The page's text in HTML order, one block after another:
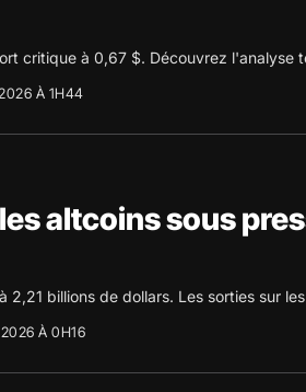
critique à 0,67 $. Découvrez l'analyse
À 1H44
altcoins sous
2,21 billions de dollars. Les sorties sur
À 0H16